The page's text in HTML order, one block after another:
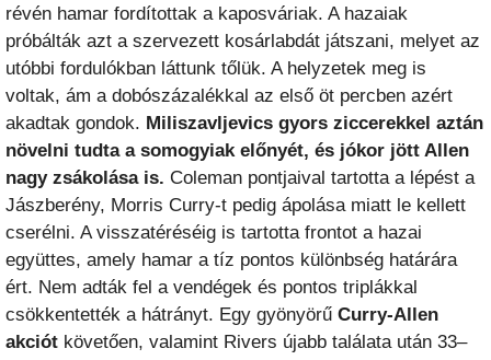
révén hamar fordítottak a kaposváriak. A hazaiak
próbálták azt a szervezett kosárlabdát játszani, melyet az
utóbbi fordulókban láttunk tőlük. A helyzetek meg is
voltak, ám a dobószázalékkal az első öt percben azért
akadtak gondok. Miliszavljevics gyors ziccerekkel aztán
növelni tudta a somogyiak előnyét, és jókor jött Allen
nagy zsákolása is. Coleman pontjaival tartotta a lépést a
Jászberény, Morris Curry-t pedig ápolása miatt le kellett
cserélni. A visszatéréséig is tartotta frontot a hazai
együttes, amely hamar a tíz pontos különbség határára
ért. Nem adták fel a vendégek és pontos triplákkal
csökkentették a hátrányt. Egy gyönyörű Curry-Allen
akciót követően, valamint Rivers újabb találata után 33–